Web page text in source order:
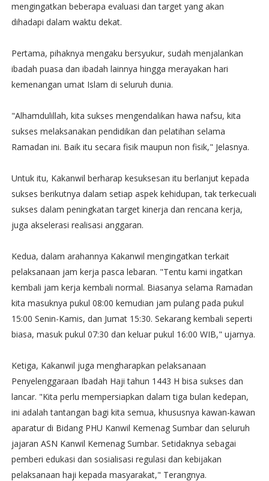
mengingatkan beberapa evaluasi dan target yang akan
dihadapi dalam waktu dekat.
Pertama, pihaknya mengaku bersyukur, sudah menjalankan
ibadah puasa dan ibadah lainnya hingga merayakan hari
kemenangan umat Islam di seluruh dunia.
"Alhamdulillah, kita sukses mengendalikan hawa nafsu, kita
sukses melaksanakan pendidikan dan pelatihan selama
Ramadan ini. Baik itu secara fisik maupun non fisik," Jelasnya.
Untuk itu, Kakanwil berharap kesuksesan itu berlanjut kepada
sukses berikutnya dalam setiap aspek kehidupan, tak terkecuali
sukses dalam peningkatan target kinerja dan rencana kerja,
juga akselerasi realisasi anggaran.
Kedua, dalam arahannya Kakanwil mengingatkan terkait
pelaksanaan jam kerja pasca lebaran. "Tentu kami ingatkan
kembali jam kerja kembali normal. Biasanya selama Ramadan
kita masuknya pukul 08:00 kemudian jam pulang pada pukul
15:00 Senin-Kamis, dan Jumat 15:30. Sekarang kembali seperti
biasa, masuk pukul 07:30 dan keluar pukul 16:00 WIB," ujarnya.
Ketiga, Kakanwil juga mengharapkan pelaksanaan
Penyelenggaraan Ibadah Haji tahun 1443 H bisa sukses dan
lancar. "Kita perlu mempersiapkan dalam tiga bulan kedepan,
ini adalah tantangan bagi kita semua, khususnya kawan-kawan
aparatur di Bidang PHU Kanwil Kemenag Sumbar dan seluruh
jajaran ASN Kanwil Kemenag Sumbar. Setidaknya sebagai
pemberi edukasi dan sosialisasi regulasi dan kebijakan
pelaksanaan haji kepada masyarakat," Terangnya.